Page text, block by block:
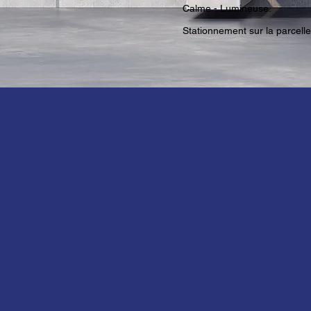
Calme - Lumineuse.
Stationnement sur la